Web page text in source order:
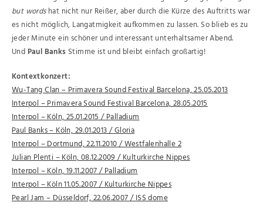
but wordshat nicht nur Reißer, aber durch die Kürze des Auftritts war
es nicht möglich, Langatmigkeit aufkommen zu lassen. So blieb es zu
jeder Minute ein schöner und interessant unterhaltsamer Abend.
Und Paul Banks Stimme ist und bleibt einfach großartig!
Kontextkonzert:
Wu-Tang Clan – Primavera Sound Festival Barcelona, 25.05.2013
Interpol – Primavera Sound Festival Barcelona, 28.05.2015
Interpol – Köln, 25.01.2015 / Palladium
Paul Banks – Köln, 29.01.2013 / Gloria
Interpol – Dortmund, 22.11.2010 / Westfalenhalle 2
Julian Plenti – Köln, 08.12.2009 / Kulturkirche Nippes
Interpol – Köln, 19.11.2007 / Palladium
Interpol – Köln 11.05.2007 / Kulturkirche Nippes
Pearl Jam – Düsseldorf, 22.06.2007 / ISS dome